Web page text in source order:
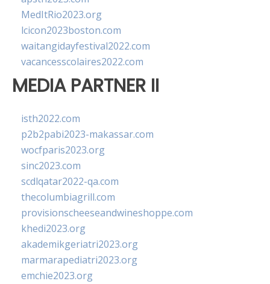
MedItRio2023.org
lcicon2023boston.com
waitangidayfestival2022.com
vacancesscolaires2022.com
MEDIA PARTNER II
isth2022.com
p2b2pabi2023-makassar.com
wocfparis2023.org
sinc2023.com
scdlqatar2022-qa.com
thecolumbiagrill.com
provisionscheeseandwineshoppe.com
khedi2023.org
akademikgeriatri2023.org
marmarapediatri2023.org
emchie2023.org